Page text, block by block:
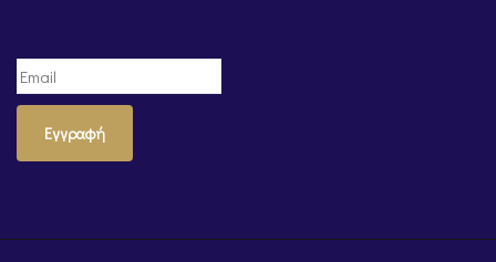
Εγγραφή